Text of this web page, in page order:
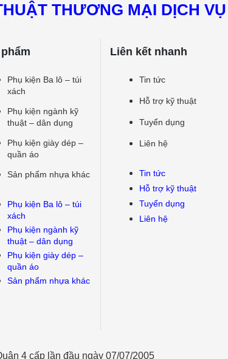
THƯƠNG MẠI DỊCH
Phụ kiện Ba lô – túi
xách
Phụ kiện ngành kỹ
thuật – dân dụng
Phụ kiện giày dép –
quần áo
Sản phẩm nhựa khác
Phụ kiện Ba lô – túi
xách
Phụ kiện ngành kỹ
thuật – dân dụng
Phụ kiện giày dép –
quần áo
Sản phẩm nhựa khác
Liên kết nhanh
Tin tức
Hỗ trợ kỹ thuật
Tuyển dụng
Liên hệ
Tin tức
Hỗ trợ kỹ thuật
Tuyển dụng
Liên hệ
4 cấp lần đầu ngày 07/07/2005